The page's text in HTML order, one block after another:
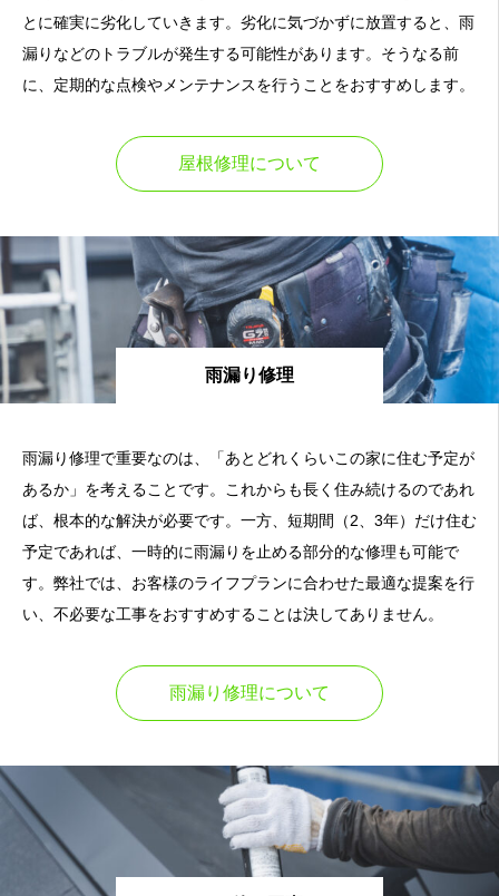
とに確実に劣化していきます。劣化に気づかずに放置すると、雨
漏りなどのトラブルが発生する可能性があります。そうなる前
に、定期的な点検やメンテナンスを行うことをおすすめします。
屋根修理について
雨漏り修理
雨漏り修理で重要なのは、「あとどれくらいこの家に住む予定が
あるか」を考えることです。これからも長く住み続けるのであれ
ば、根本的な解決が必要です。一方、短期間（2、3年）だけ住む
予定であれば、一時的に雨漏りを止める部分的な修理も可能で
す。弊社では、お客様のライフプランに合わせた最適な提案を行
い、不必要な工事をおすすめすることは決してありません。
雨漏り修理について